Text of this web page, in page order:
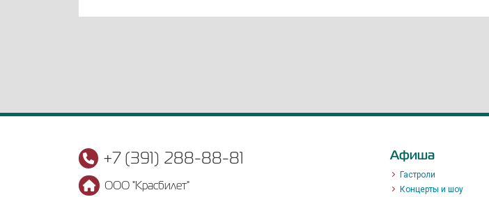
+7 (391) 288-88-81
ООО "Красбилет"
Афиша
Гастроли
Концерты и шоу